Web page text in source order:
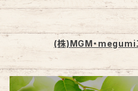
(株)MGM・megumi